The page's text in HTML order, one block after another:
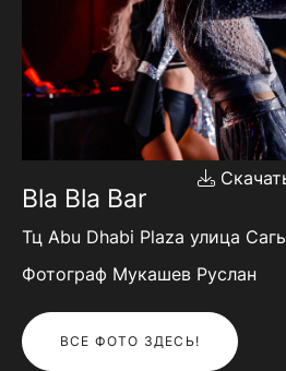
Bla Bla Bar
Тц Abu Dhabi Plaza улица
Фотограф Мукашев Руслан
ВСЕ ФОТО ЗДЕСЬ!